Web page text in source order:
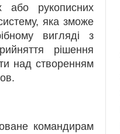
або рукописних
яка зможе
вигляді з
рішення
над створенням
командирам